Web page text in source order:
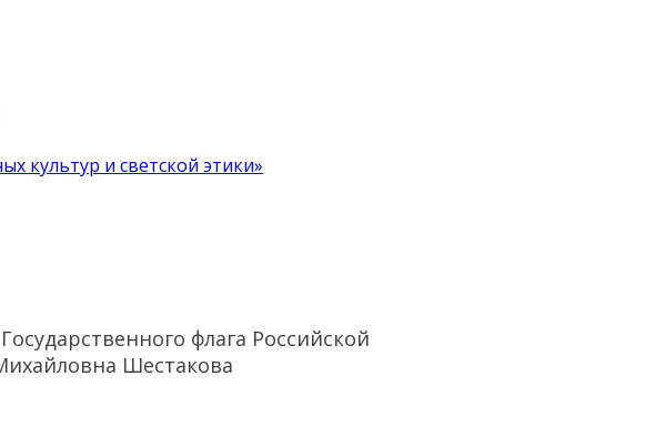
культур и светской этики»
флага Российской
Шестакова